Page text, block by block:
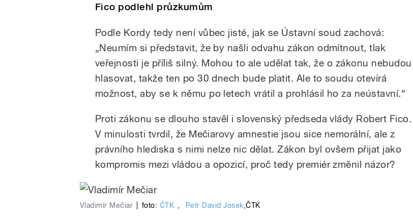
Fico podlehl průzkumům
Podle Kordy tedy není vůbec jisté, jak se Ústavní soud zachová:
„Neumím si představit, že by našli odvahu zákon odmítnout, tlak
veřejnosti je příliš silný. Mohou to ale udělat tak, že o zákonu nebudou
hlasovat, takže ten po 30 dnech bude platit. Ale to soudu otevírá
možnost, aby se k němu po letech vrátil a prohlásil ho za neústavní.“
Proti zákonu se dlouho stavěl i slovenský předseda vlády Robert Fico.
V minulosti tvrdil, že Mečiarovy amnestie jsou sice nemorální, ale z
právního hlediska s nimi nelze nic dělat. Zákon byl ovšem přijat jako
kompromis mezi vládou a opozicí, proč tedy premiér změnil názor?
Vladimír Mečiar foto: ČTK , Petr David Josek,ČTK